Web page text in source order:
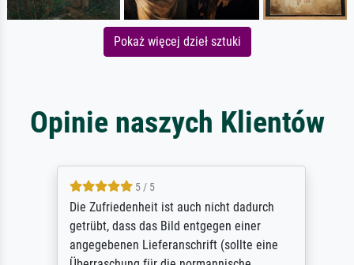
Pokaż więcej dzieł sztuki
Opinie naszych Klientów
5 / 5
Die Zufriedenheit ist auch nicht dadurch
getrübt, dass das Bild entgegen einer
angegebenen Lieferanschrift (sollte eine